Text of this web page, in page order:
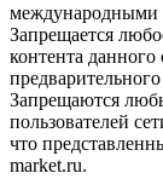
международными
Запрещается
контента
Запрещаются
пользователей
что
market.ru.